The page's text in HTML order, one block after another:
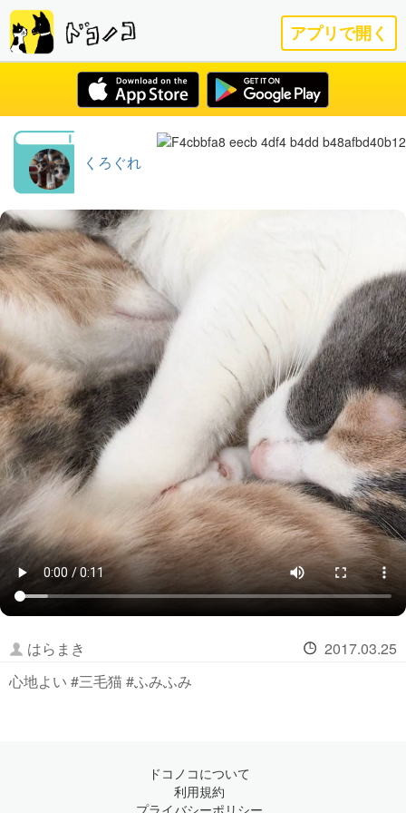
アプリで開く
くろぐれ
はらまき
2017.03.25
心地よい #三毛猫 #ふみふみ
ドコノコについて
利用規約
プライバシーポリシー